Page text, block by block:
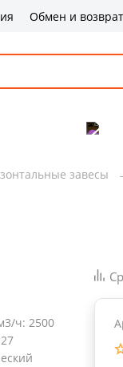
Обмен и возврат
завесы
ч: 2500